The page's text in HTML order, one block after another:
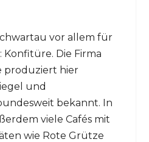
vor allem für
Konfitüre. Die Firma
produziert hier
und
bekannt. In
viele Cafés mit
wie Rote Grütze